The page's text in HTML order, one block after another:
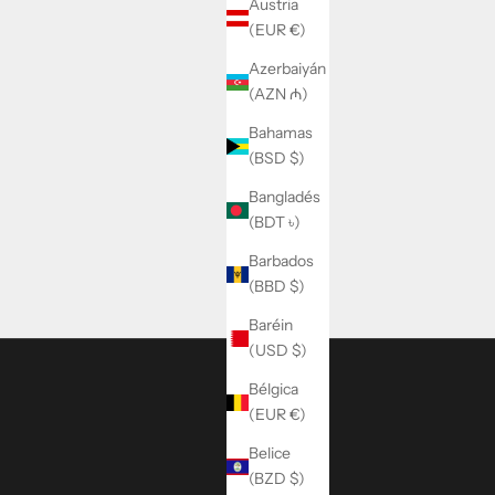
Austria
(EUR €)
Azerbaiyán
(AZN ₼)
Bahamas
(BSD $)
Bangladés
(BDT ৳)
Barbados
(BBD $)
Baréin
(USD $)
Bélgica
(EUR €)
Belice
(BZD $)